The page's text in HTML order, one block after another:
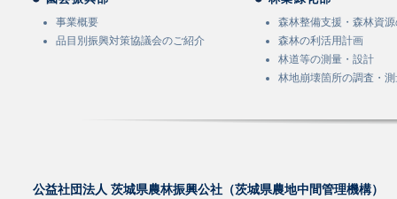
事業概要
品目別振興対策協議会のご紹介
森林整備支援・森林資
森林の利活用計画
林道等の測量・設計
林地崩壊箇所の調査・
公益社団法人 茨城県農林振興公社（茨城県農地中間管理機構）